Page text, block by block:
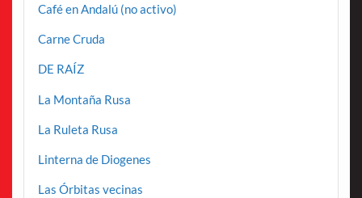
Café en Andalú (no activo)
Carne Cruda
DE RAÍZ
La Montaña Rusa
La Ruleta Rusa
Linterna de Diogenes
Las Órbitas vecinas